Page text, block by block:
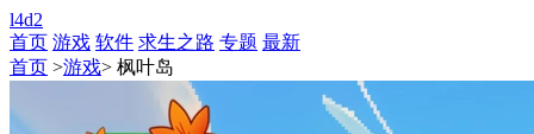
l4d2
首页 游戏 软件 求生之路 专题 最新
首页 >游戏> 枫叶岛